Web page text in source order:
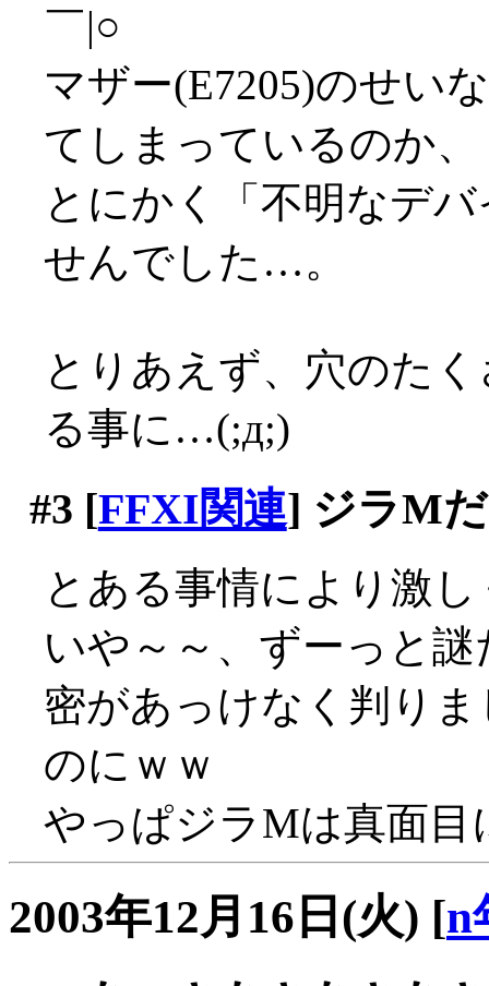
￣|○
マザー(E7205)のせい
てしまっているのか、
とにかく「不明なデ
せんでした…。
とりあえず、穴のた
る事に…(;д;)
#3 [FFXI関連] ジラM
とある事情により激
いや～～、ずーっと
密があっけなく判り
のにｗｗ
やっぱジラMは真面
2003年12月16日(火) [n